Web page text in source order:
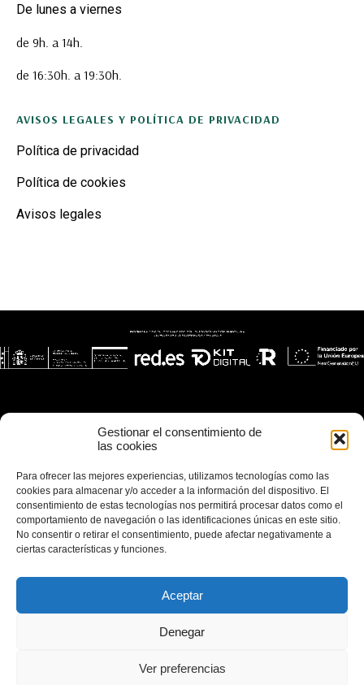
Gestionar el consentimiento de
las cookies
Para ofrecer las mejores experiencias, utilizamos tecnologías como las
cookies para almacenar y/o acceder a la información del dispositivo. El
consentimiento de estas tecnologías nos permitirá procesar datos como el
comportamiento de navegación o las identificaciones únicas en este sitio.
No consentir o retirar el consentimiento, puede afectar negativamente a
ciertas características y funciones.
Aceptar
Denegar
Ver preferencias
De lunes a viernes
de 9h. a 14h.
de 16:30h. a 19:30h.
AVISOS LEGALES Y POLÍTICA DE PRIVACIDAD
Política de privacidad
Política de cookies
Avisos legales